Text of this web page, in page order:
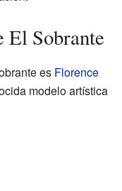
El Sobrante
es Florence
modelo artística